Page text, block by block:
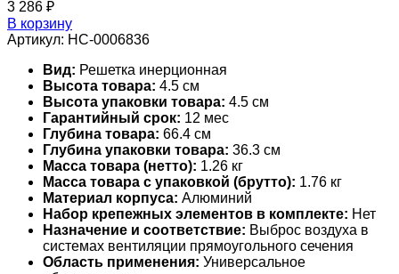
3 286 ₽
В корзину
Артикул: НС-0006836
Вид: Решетка инерционная
Высота товара: 4.5 см
Высота упаковки товара: 4.5 см
Гарантийный срок: 12 мес
Глубина товара: 66.4 см
Глубина упаковки товара: 36.3 см
Масса товара (нетто): 1.26 кг
Масса товара с упаковкой (брутто): 1.76 кг
Материал корпуса: Алюминий
Набор крепежных элементов в комплекте: Нет
Назначение и соответствие: Выброс воздуха в
системах вентиляции прямоугольного сечения
Область применения: Универсальное